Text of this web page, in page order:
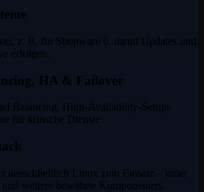
z. B. für Shopware 6, damit Updates und
erfolgen.
HA & Failover
Balancing, High-Availability-Setups
für kritische Dienste.
ausschließlich Linux zum Einsatz – unter
weitere bewährte Komponenten.